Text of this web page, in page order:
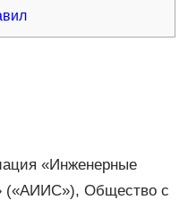
«Инженерные
(«АИИС»), Общество с